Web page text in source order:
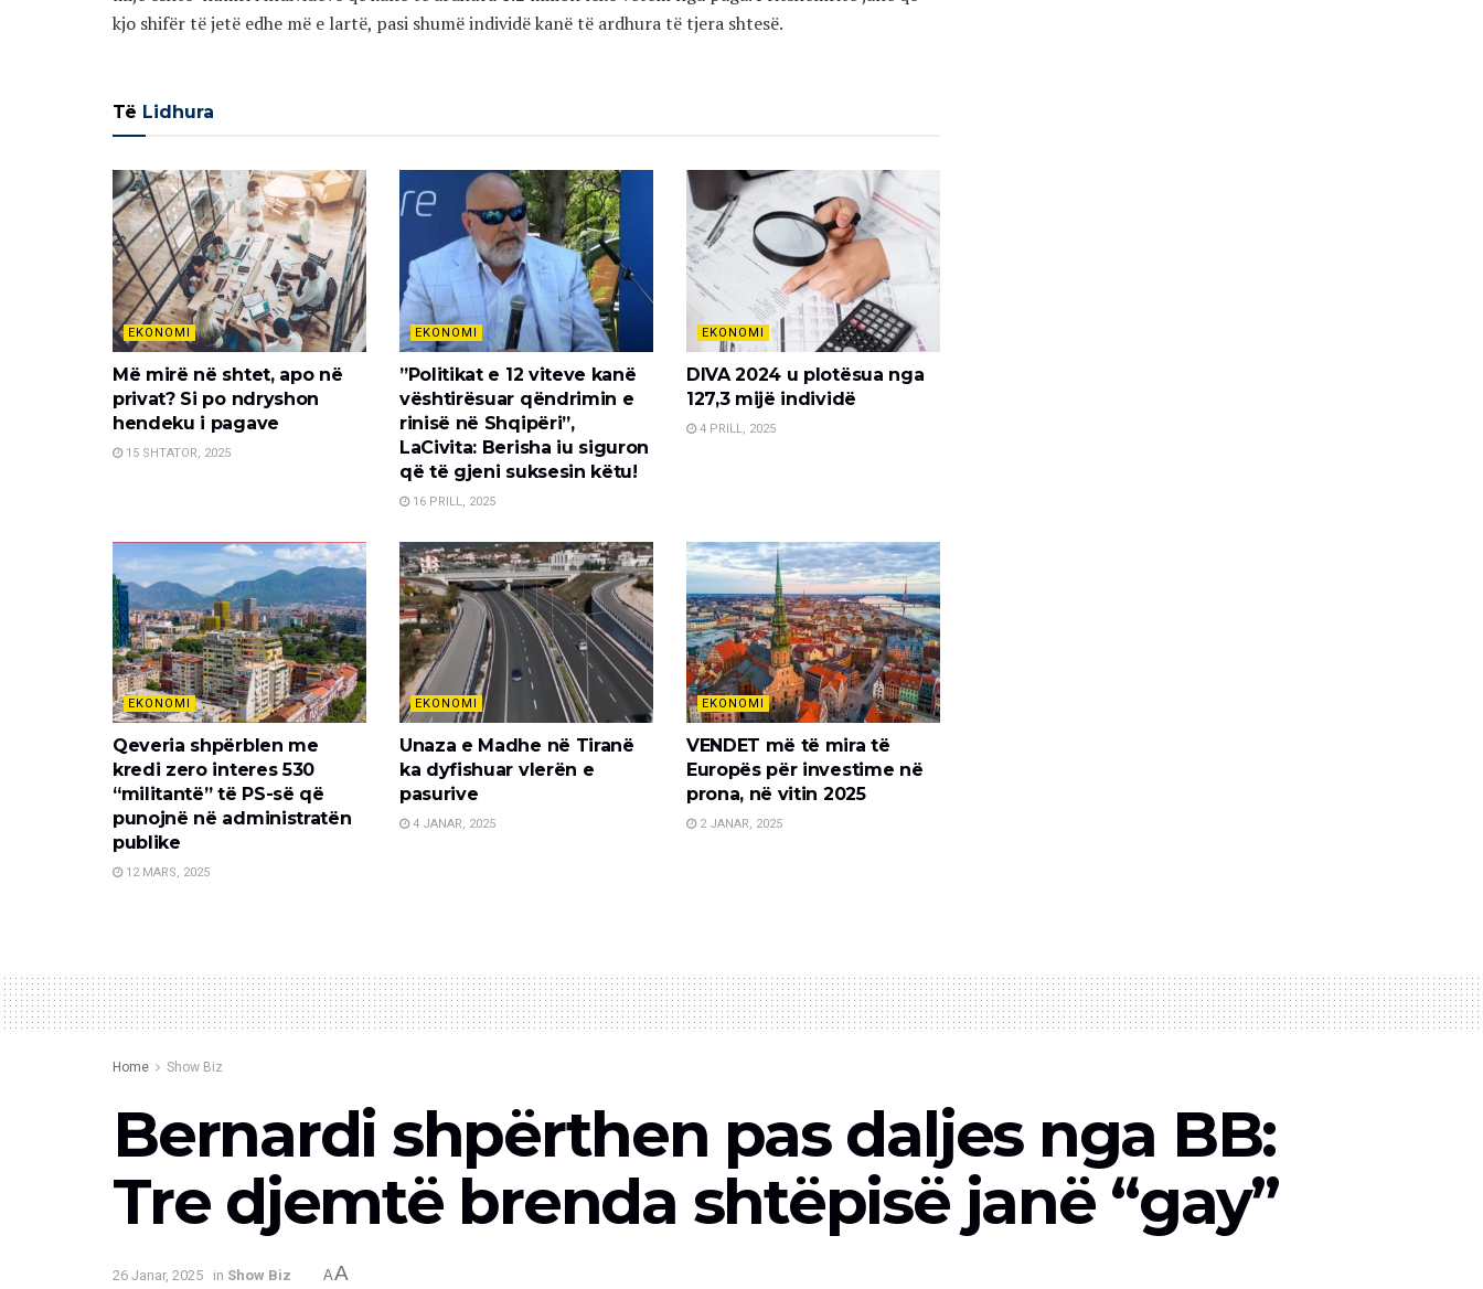
kjo shifër të jetë edhe më e lartë, pasi shumë individë kanë të ardhura të tjera shtesë.
Të Lidhura
EKONOMI
Më mirë në shtet, apo në
privat? Si po ndryshon
hendeku i pagave
15 SHTATOR, 2025
EKONOMI
”Politikat e 12 viteve kanë
vështirësuar qëndrimin e
rinisë në Shqipëri”,
LaCivita: Berisha iu siguron
që të gjeni suksesin këtu!
16 PRILL, 2025
EKONOMI
DIVA 2024 u plotësua nga
127,3 mijë individë
4 PRILL, 2025
EKONOMI
Qeveria shpërblen me
kredi zero interes 530
“militantë” të PS-së që
punojnë në administratën
publike
12 MARS, 2025
EKONOMI
Unaza e Madhe në Tiranë
ka dyfishuar vlerën e
pasurive
4 JANAR, 2025
EKONOMI
VENDET më të mira të
Europës për investime në
prona, në vitin 2025
2 JANAR, 2025
Home Show Biz
Bernardi shpërthen pas daljes nga BB:
Tre djemtë brenda shtëpisë janë “gay”
26 Janar, 2025 in Show Biz AA